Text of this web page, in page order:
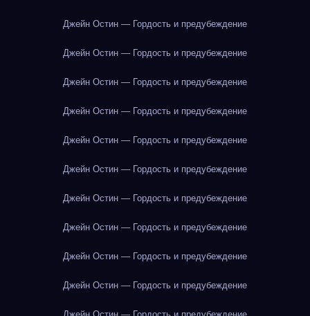
Джейн Остин — Гордость и предубеждение
Джейн Остин — Гордость и предубеждение
Джейн Остин — Гордость и предубеждение
Джейн Остин — Гордость и предубеждение
Джейн Остин — Гордость и предубеждение
Джейн Остин — Гордость и предубеждение
Джейн Остин — Гордость и предубеждение
Джейн Остин — Гордость и предубеждение
Джейн Остин — Гордость и предубеждение
Джейн Остин — Гордость и предубеждение